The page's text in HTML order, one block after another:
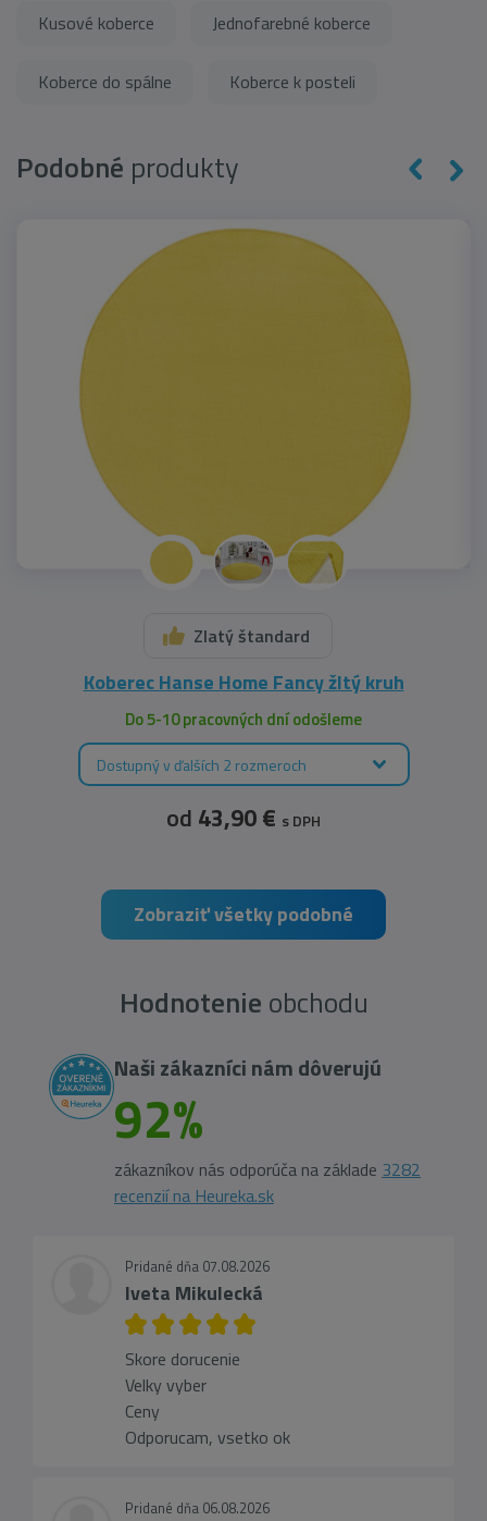
Kusové koberce Jednofarebné koberce
Koberce do spálne Koberce k posteli
Podobné produkty
Zlatý štandard
Koberec Hanse Home Fancy žltý kruh
Do 5-10 pracovných dní odošleme
Dostupný v ďalších 2 rozmeroch
od 43,90 € s DPH
Zobraziť všetky podobné
Hodnotenie obchodu
Naši zákazníci nám dôverujú
92%
zákazníkov nás odporúča na základe 3282
recenzií na Heureka.sk
Pridané dňa 07.08.2026
Iveta Mikulecká
Skore dorucenie
Velky vyber
Ceny
Odporucam, vsetko ok
Pridané dňa 06.08.2026